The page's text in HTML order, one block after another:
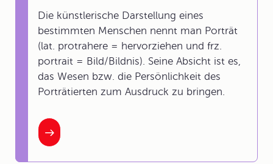
Die künstlerische Darstellung eines
bestimmten Menschen nennt man Porträt
(lat. protrahere = hervorziehen und frz.
portrait = Bild/Bildnis). Seine Absicht ist es,
das Wesen bzw. die Persönlichkeit des
Porträtierten zum Ausdruck zu bringen.